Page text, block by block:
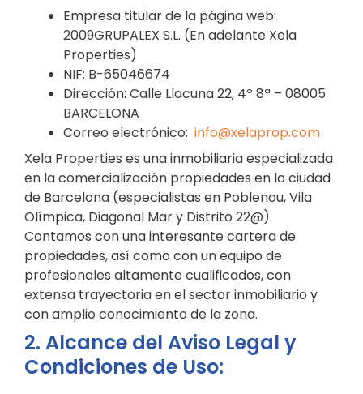
Empresa titular de la página web:
2009GRUPALEX S.L. (En adelante Xela
Properties)
NIF: B-65046674
Dirección: Calle Llacuna 22, 4º 8ª – 08005
BARCELONA
Correo electrónico: info@xelaprop.com
Xela Properties es una inmobiliaria especializada
en la comercialización propiedades en la ciudad
de Barcelona (especialistas en Poblenou, Vila
Olímpica, Diagonal Mar y Distrito 22@).
Contamos con una interesante cartera de
propiedades, así como con un equipo de
profesionales altamente cualificados, con
extensa trayectoria en el sector inmobiliario y
con amplio conocimiento de la zona.
2. Alcance del Aviso Legal y
Condiciones de Uso: